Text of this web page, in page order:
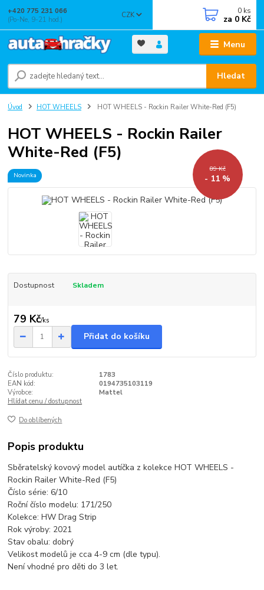
Menu
CZK
Hledat
+420 775 231 066
(Po-Ne, 9-21 hod.)
0 ks
za 0 Kč
Úvod HOT WHEELS HOT WHEELS - Rockin Railer White-Red (F5)
HOT WHEELS - Rockin Railer
White-Red (F5)
Novinka
89 Kč
- 11 %
Dostupnost Skladem
79 Kč/ks
Přidat do košíku
Číslo produktu:
1783
EAN kód:
0194735103119
Výrobce:
Mattel
Hlídat cenu / dostupnost
Do oblíbených
Popis produktu
Sběratelský kovový model autíčka z kolekce HOT WHEELS -
Rockin Railer White-Red (F5)
Číslo série: 6/10
Roční číslo modelu: 171/250
Kolekce: HW Drag Strip
Rok výroby: 2021
Stav obalu: dobrý
Velikost modelů je cca 4-9 cm (dle typu).
Není vhodné pro děti do 3 let.